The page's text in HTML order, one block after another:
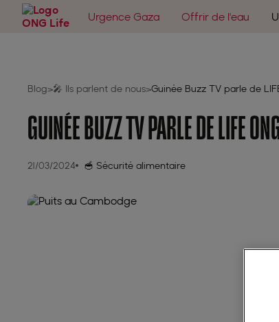
Urgence Gaza Offrir de l'eau
Blog>🎤 Ils parlent de nous>Guinée Buzz TV parle de
GUINÉE BUZZ TV PARLE DE LIFE
21/03/2024 🥣 Sécurité alimentaire